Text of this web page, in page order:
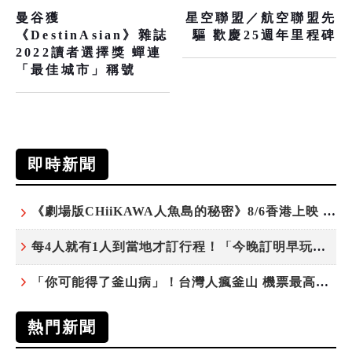
曼谷獲
《DestinAsian》雜誌
2022讀者選擇獎 蟬連
「最佳城市」稱號
星空聯盟／航空聯盟先
驅 歡慶25週年里程碑
即時新聞
《劇場版CHiiKAWA人魚島的秘密》8/6香港上映 天星小輪變身吉伊卡哇主題渡輪乘風啟航
每4人就有1人到當地才訂行程！「今晚訂明早玩」早鳥也享8折優惠 P人、J人同步滿足
「你可能得了釜山病」！台灣人瘋釜山 機票最高現折千元
熱門新聞